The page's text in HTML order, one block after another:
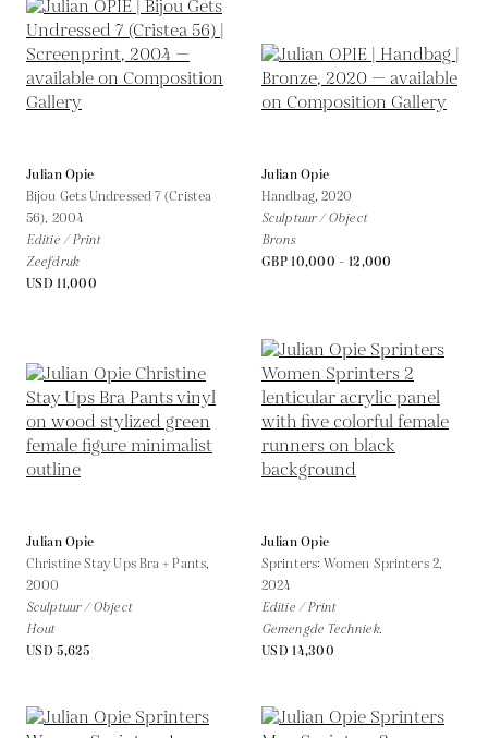
Julian Opie
Bijou Gets Undressed 7 (Cristea
56), 2004
Editie / Print
Zeefdruk
USD 11,000
Julian Opie
Handbag, 2020
Sculptuur / Object
Brons
GBP 10,000 - 12,000
Julian Opie
Christine Stay Ups Bra + Pants,
2000
Sculptuur / Object
Hout
USD 5,625
Julian Opie
Sprinters: Women Sprinters 2,
2024
Editie / Print
Gemengde Techniek.
USD 14,300